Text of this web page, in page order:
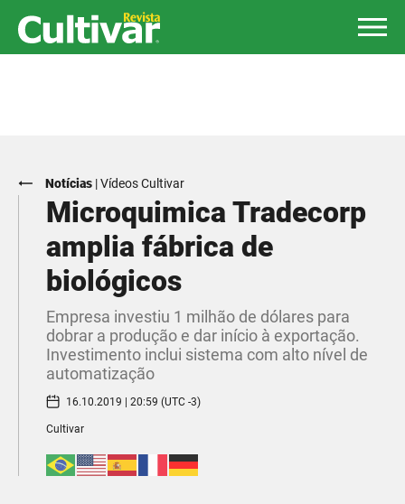
Notícias |Vídeos Cultivar
Microquimica Tradecorp
amplia fábrica de
biológicos
Empresa investiu 1 milhão de dólares para
dobrar a produção e dar início à exportação.
Investimento inclui sistema com alto nível de
automatização
16.10.2019 | 20:59 (UTC -3)
Cultivar